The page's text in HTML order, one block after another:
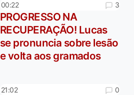
00:22 3
PROGRESSO NA
RECUPERAÇÃO! Lucas
se pronuncia sobre lesão
e volta aos gramados
21:02 0